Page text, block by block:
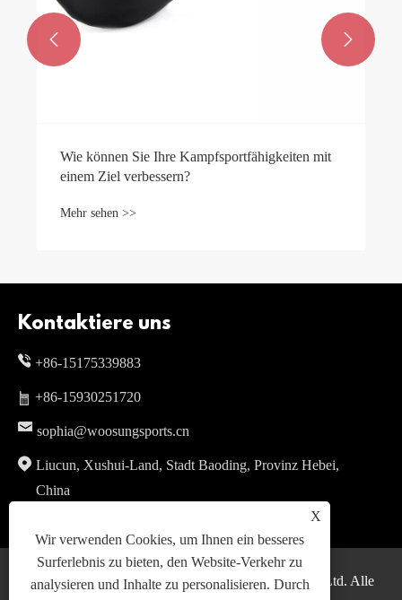
Wie können Sie Ihre Kampfsportfähigkeiten mit
einem Ziel verbessern?
Mehr sehen >>
 
Kontaktiere uns
+86-15175339883
+86-15930251720
sophia@woosungsports.cn
Liucun, Xushui-Land, Stadt Baoding, Provinz Hebei,
China
Copyright © 2024 WOOSUNG Sports Goods Co., Ltd. Alle
X
Wir verwenden Cookies, um Ihnen ein besseres
Surferlebnis zu bieten, den Website-Verkehr zu
analysieren und Inhalte zu personalisieren. Durch